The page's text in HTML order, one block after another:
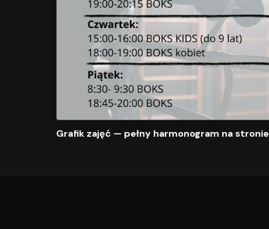
Grafik zajęć — pełny harmonogram na stronie